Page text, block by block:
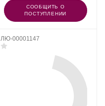
СООБЩИТЬ О
ПОСТУПЛЕНИИ
ЛЮ-00001147